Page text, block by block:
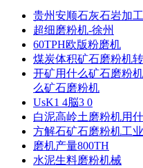
贵州安顺石灰石岩加
超细磨粉机-徐州
60TPH欧版粉磨机
煤炭体积矿石磨粉机
开矿用什么矿石磨粉
么矿石磨粉机
UsK1 4脳3 0
白泥高岭土磨粉机用
方解石矿石磨粉机工
磨机产量800TH
水泥生料磨粉机械